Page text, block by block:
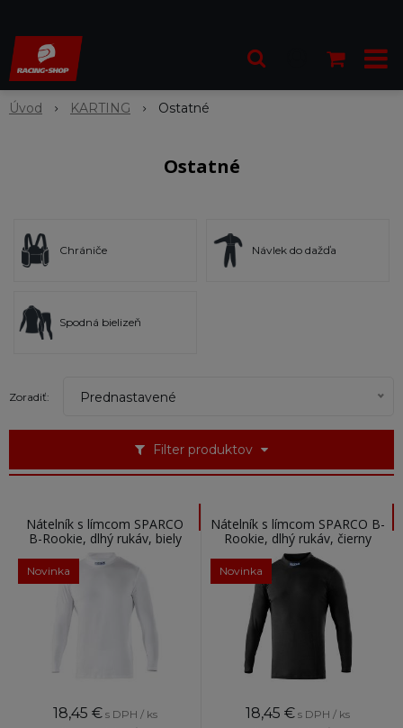
Úvod KARTING Ostatné
Ostatné
Chrániče Návlek do dažďa
Spodná bielizeň
Filter produktov
Zoradiť: Prednastavené
Nátelník s límcom SPARCO
B-Rookie, dlhý rukáv, biely
Novinka
18,45 € s DPH / ks
Nátelník s límcom SPARCO B-
Rookie, dlhý rukáv, čierny
Novinka
18,45 € s DPH / ks